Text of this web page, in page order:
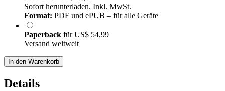
Sofort herunterladen. Inkl. MwSt.
Format: PDF und ePUB – für alle Geräte
Paperback fürUS$ 54,99
Versand weltweit
In den Warenkorb
Details